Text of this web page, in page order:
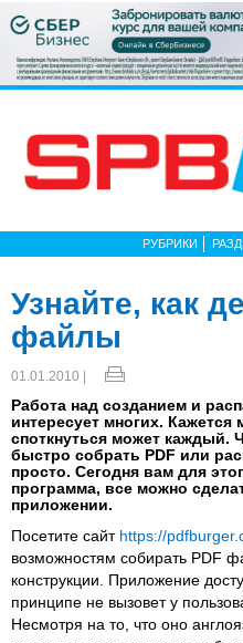
РУБРИКИ
Узнайте, как
файлы
01.01.2010 |
Работа над созданием и
интересует многих.
споткнуться может каждый.
быстро собрать PDF или
просто. Сегодня вам для
программа, все можно
приложении.
Посетите сайт https://
возможностям собирать PDF
конструкции. Приложение
принципе не вызовет у
Несмотря на то, что оно